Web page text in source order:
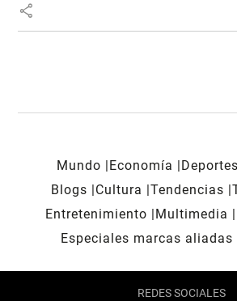
share
Mundo Economía Deportes
Blogs
Cultura Tendencias
Entretenimiento
Multimedia
Especiales marcas aliadas
REDES SOCIALES